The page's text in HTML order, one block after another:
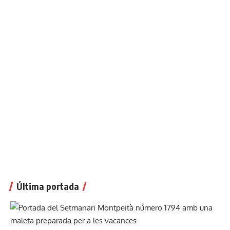
Última portada